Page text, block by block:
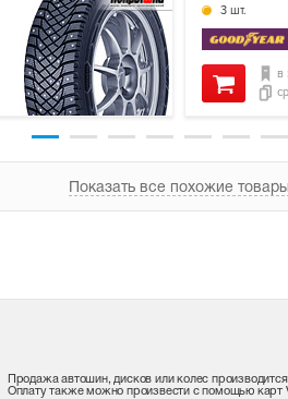
3 шт.
в
Показать все похожие товары
Продажа автошин, дисков или колес
Оплату также можно произвести с помощью карт